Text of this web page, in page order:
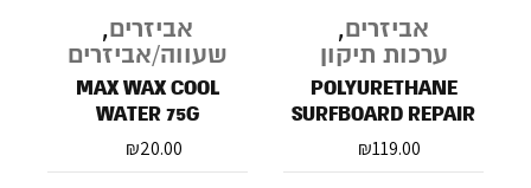
אביזרים,
ערכות תיקון
POLYURETHANE
SURFBOARD REPAIR
KIT
₪119.00
אביזרים,
שעווה/אביזרים
MAX WAX COOL
WATER 75G
₪20.00